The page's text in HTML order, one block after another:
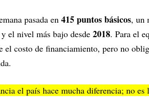
pasada en 415 puntos básicos, un
y el nivel más bajo desde 2018. Para el
el costo de financiamiento, pero no
el país hace mucha diferencia; no